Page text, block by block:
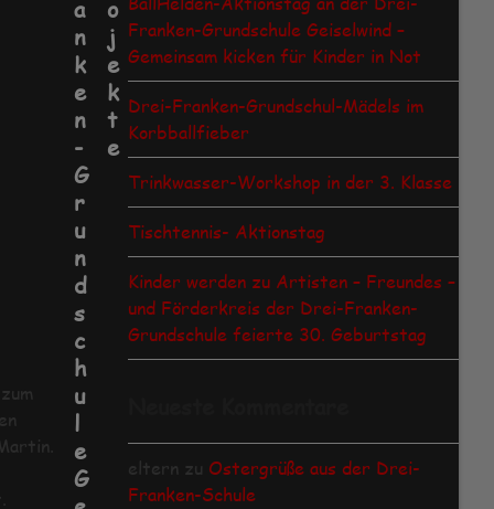
Franken-Grundschule Geiselwind –
Gemeinsam kicken für Kinder in Not
Drei-Franken-Grundschul-Mädels im
Korbballfieber
Trinkwasser-Workshop in der 3. Klasse
Tischtennis- Aktionstag
Kinder werden zu Artisten – Freundes –
und Förderkreis der Drei-Franken-
Grundschule feierte 30. Geburtstag
eltern zu Ostergrüße aus der Drei-
Franken-Schule
a
n
k
e
n
-
G
r
u
n
d
s
c
h
u
l
e
G
o
j
e
k
t
e